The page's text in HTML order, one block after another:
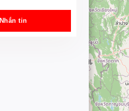
Nhắn tin